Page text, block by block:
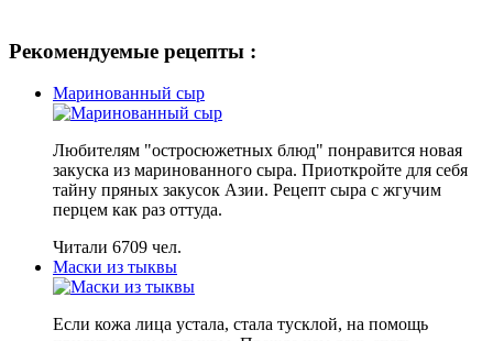
Рекомендуемые рецепты :
Маринованный сыр
Любителям "остросюжетных блюд" понравится новая
закуска из маринованного сыра. Приоткройте для себя
тайну пряных закусок Азии. Рецепт сыра с жгучим
перцем как раз оттуда.
Читали 6709 чел.
Маски из тыквы
Если кожа лица устала, стала тусклой, на помощь